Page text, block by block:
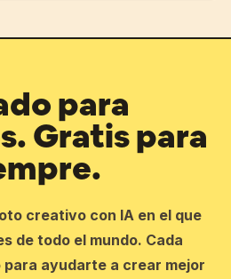
para
Gratis para
creativo con IA en el que
de todo el mundo. Cada
ayudarte a crear mejor